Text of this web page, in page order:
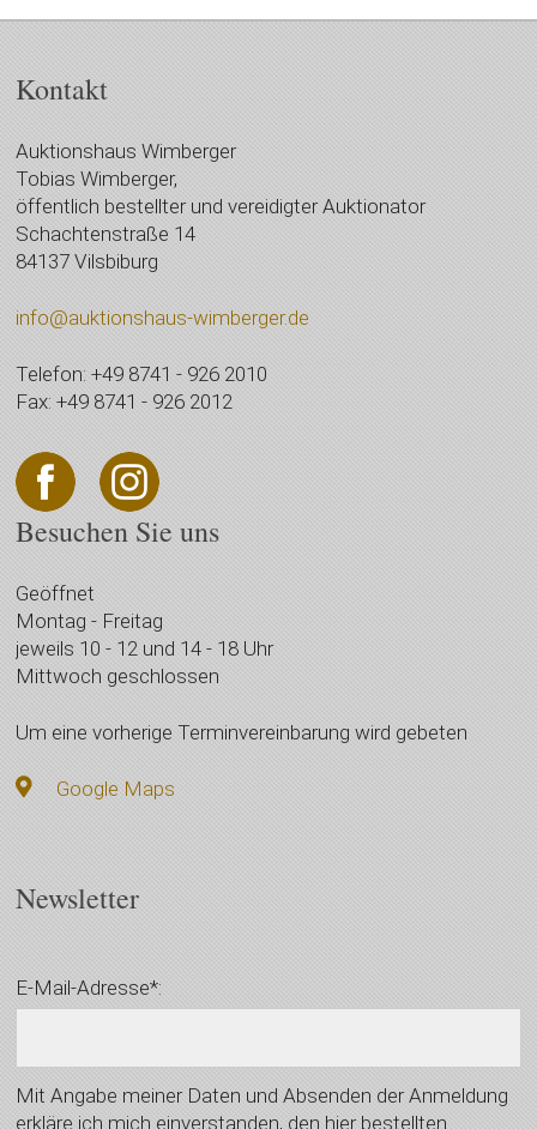
Kontakt
Auktionshaus Wimberger
Tobias Wimberger,
öffentlich bestellter und vereidigter Auktionator
Schachtenstraße 14
84137 Vilsbiburg
info@auktionshaus-wimberger.de
Telefon: +49 8741 - 926 2010
Fax: +49 8741 - 926 2012
Besuchen Sie uns
Geöffnet
Montag - Freitag
jeweils 10 - 12 und 14 - 18 Uhr
Mittwoch geschlossen
Um eine vorherige Terminvereinbarung wird gebeten
Google Maps
Newsletter
E-Mail-Adresse*:
Mit Angabe meiner Daten und Absenden der Anmeldung
erkläre ich mich einverstanden, den hier bestellten